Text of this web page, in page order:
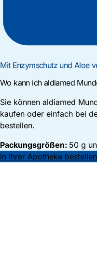
Mit Enzymschutz und Aloe
Wo kann ich aldiamed
Sie können aldiamed
kaufen oder einfach bei
bestellen.
Packungsgrößen: 50 g
In Ihrer Apotheke bestellen